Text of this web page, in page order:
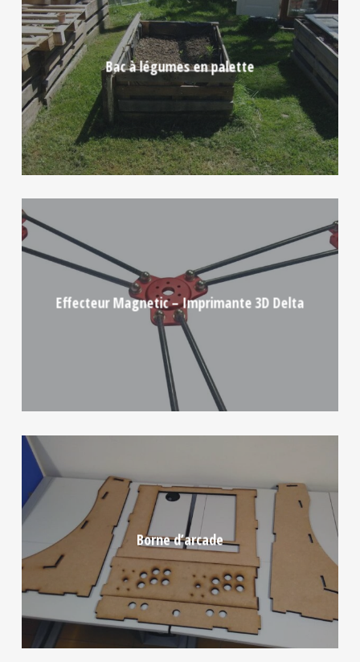
Bac à légumes en palette
Effecteur Magnetic – Imprimante 3D Delta
Borne d’arcade